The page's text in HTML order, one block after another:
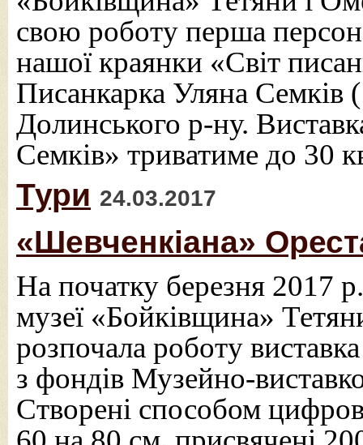
свою роботу перша
нашої краянки «Світ
Писанкарка Уляна
Долинського р-ну.
Семків» триватиме до 30
Тури 24.03.2017
«Шевченкіана»
На початку березня 2017
музеї «Бойківщина»
розпочала роботу
з фондів Музейно-
Створені способом